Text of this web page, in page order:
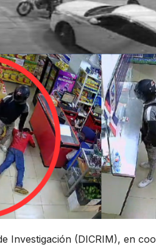
Investigación (DICRIM), en